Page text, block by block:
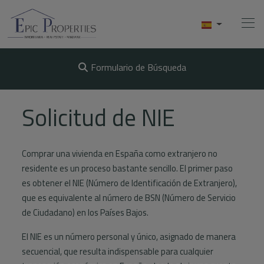
Compra
Venta
Alquiler
Conócenos
Videos
Formulario de Búsqueda
Solicitud de NIE
Comprar una vivienda en España como extranjero no
residente es un proceso bastante sencillo. El primer paso
es obtener el NIE (Número de Identificación de Extranjero),
que es equivalente al número de BSN (Número de Servicio
de Ciudadano) en los Países Bajos.
El NIE es un número personal y único, asignado de manera
secuencial, que resulta indispensable para cualquier